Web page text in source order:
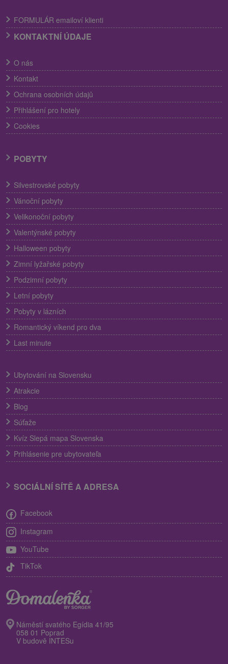
FORMULÁR emailoví klienti
KONTAKTNÍ ÚDAJE
O nás
Kontakt
Ochrana osobních údajů
Přihlášení pro hotely
Cookies
POBYTY
Silvestrovské pobyty
Vánoční pobyty
Velikonoční pobyty
Valentýnské pobyty
Halloween pobyty
Zimní lyžařské pobyty
Podzimní pobyty
Letní pobyty
Pobyty v lázních
Romantický víkend pro dva
Last minute
Ubytování na Slovensku
Atrakcie
Blog
Súťaže
Kvíz Slepá mapa Slovenska
Prihlásenie pre ubytovateľa
SOCIÁLNÍ SÍTĚ A ADRESA
Facebook
Instagram
YouTube
TikTok
Náměstí svatého Egídia 41/95
058 01 Poprad
V budově INTESu